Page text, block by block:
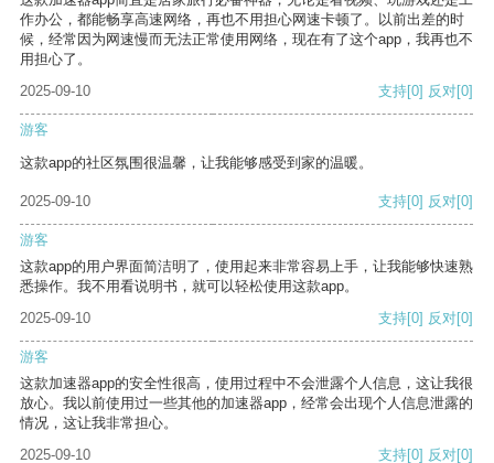
作办公，都能畅享高速网络，再也不用担心网速卡顿了。以前出差的时
候，经常因为网速慢而无法正常使用网络，现在有了这个app，我再也不
用担心了。
2025-09-10
支持[0] 反对[0]
游客
这款app的社区氛围很温馨，让我能够感受到家的温暖。
2025-09-10 支持[0] 反对[0]
游客
这款app的用户界面简洁明了，使用起来非常容易上手，让我能够快速熟
悉操作。我不用看说明书，就可以轻松使用这款app。
2025-09-10
支持[0] 反对[0]
游客
这款加速器app的安全性很高，使用过程中不会泄露个人信息，这让我很
放心。我以前使用过一些其他的加速器app，经常会出现个人信息泄露的
情况，这让我非常担心。
2025-09-10
支持[0] 反对[0]